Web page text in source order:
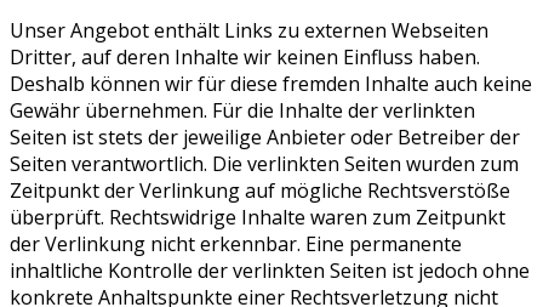
Unser Angebot enthält Links zu externen Webseiten
Dritter, auf deren Inhalte wir keinen Einfluss haben.
Deshalb können wir für diese fremden Inhalte auch keine
Gewähr übernehmen. Für die Inhalte der verlinkten
Seiten ist stets der jeweilige Anbieter oder Betreiber der
Seiten verantwortlich. Die verlinkten Seiten wurden zum
Zeitpunkt der Verlinkung auf mögliche Rechtsverstöße
überprüft. Rechtswidrige Inhalte waren zum Zeitpunkt
der Verlinkung nicht erkennbar. Eine permanente
inhaltliche Kontrolle der verlinkten Seiten ist jedoch ohne
konkrete Anhaltspunkte einer Rechtsverletzung nicht